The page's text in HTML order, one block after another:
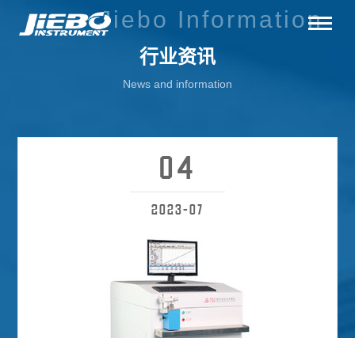
Jiebo Information
行业资讯
News and information
04
2023-07